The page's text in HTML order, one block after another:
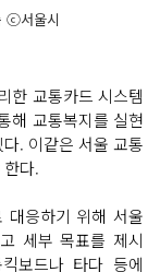
ⓒ서울시
한 교통카드 시스템
해 교통복지를 실현
. 이같은 서울 교통
다.
대응하기 위해 서울
세부 목표를 제시
보드나 타다 등에